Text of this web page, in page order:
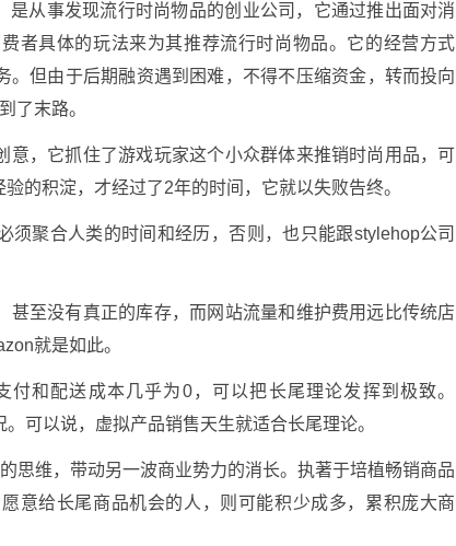
从事发现流行时尚物品的创业公司，它通过推出面对消
者具体的玩法来为其推荐流行时尚物品。它的经营方式
但由于后期融资遇到困难，不得不压缩资金，转而投向
了末路。
意，它抓住了游戏玩家这个小众群体来推销时尚用品，可
的积淀，才经过了2年的时间，它就以失败告终。
须聚合人类的时间和经历，否则，也只能跟stylehop公司
甚至没有真正的库存，而网站流量和维护费用远比传统店
就是如此。
和配送成本几乎为0，可以把长尾理论发挥到极致。
可以说，虚拟产品销售天生就适合长尾理论。
思维，带动另一波商业势力的消长。执著于培植畅销商品
意给长尾商品机会的人，则可能积少成多，累积庞大商